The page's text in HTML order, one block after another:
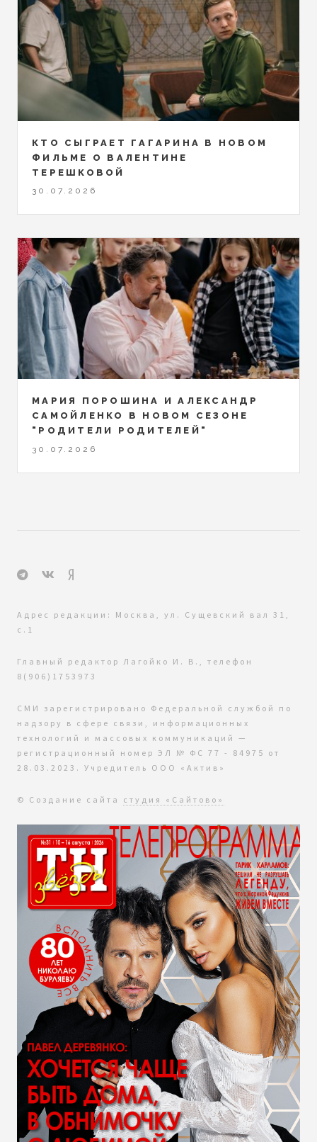
КТО СЫГРАЕТ ГАГАРИНА В НОВОМ
ФИЛЬМЕ О ВАЛЕНТИНЕ
ТЕРЕШКОВОЙ
30.07.2026
МАРИЯ ПОРОШИНА И АЛЕКСАНДР
САМОЙЛЕНКО В НОВОМ СЕЗОНЕ
"РОДИТЕЛИ РОДИТЕЛЕЙ"
30.07.2026
Адрес редакции: Москва, ул. Сущевский вал 31,
с.1
Главный редактор Лагойко И. В., телефон
8(906)1753973
СМИ зарегистрировано Федеральной службой по
надзору в сфере связи, информационных
технологий и массовых коммуникаций —
регистрационный номер ЭЛ № ФС 77 - 84975 от
28.03.2023. Учредитель ООО «Актив»
© Создание сайта студия «Сайтово»